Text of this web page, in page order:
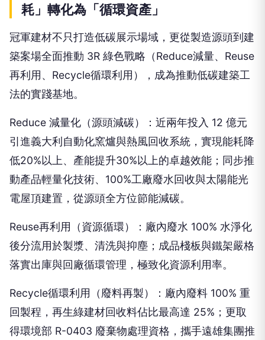
耗」轉化為「循環資產」
冠軍建材不只打造低碳展示場域，更從製造源頭到建
築案場全面推動 3R 綠色戰略（Reduce減量、Reuse
再利用、Recycle循環利用），成為推動低碳建築工
法的實踐基地。
Reduce 減量化（源頭減碳）：近兩年投入 12 億元
引進義大利自動化窯爐與熱風回收系統，實現能耗降
低20%以上、產能提升30%以上的卓越效能；同步推
動產品輕量化技術、100%工廠廢水回收與太陽能光
電屋頂建置，從源頭全方位節能減碳。
Reuse再利用（資源循環）：廠內廢水 100% 水淨化
後分流用於製漿、清洗與抑塵；成品棧板與鐵架嚴格
落實出庫與回廠循環管理，極致化資源利用率。
Recycle循環利用（廢料再製）：廠內廢料 100% 重
回製程，再生綠建材回收料佔比最高達 25%；更取
得環境部 R-0403 廢棄物處理資格，攜手遠雄集團推